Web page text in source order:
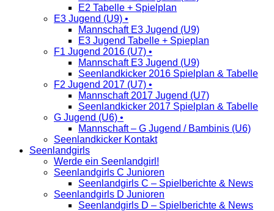
E2 Tabelle + Spielplan
E3 Jugend (U9) •
Mannschaft E3 Jugend (U9)
E3 Jugend Tabelle + Spieplan
F1 Jugend 2016 (U7) •
Mannschaft E3 Jugend (U9)
Seenlandkicker 2016 Spielplan & Tabelle
F2 Jugend 2017 (U7) •
Mannschaft 2017 Jugend (U7)
Seenlandkicker 2017 Spielplan & Tabelle
G Jugend (U6) •
Mannschaft – G Jugend / Bambinis (U6)
Seenlandkicker Kontakt
Seenlandgirls
Werde ein Seenlandgirl!
Seenlandgirls C Junioren
Seenlandgirls C – Spielberichte & News
Seenlandgirls D Junioren
Seenlandgirls D – Spielberichte & News